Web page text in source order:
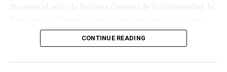
Durante el acto, la Rectora General de la Universidad, la
de quienes dedicaron gran parte de su vida a fortalecer
la máxima casa de estudios del estado. En su mensaje,
CONTINUE READING